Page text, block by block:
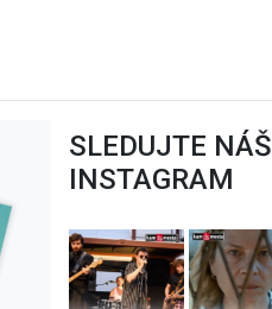
SLEDUJTE NÁŠ
INSTAGRAM